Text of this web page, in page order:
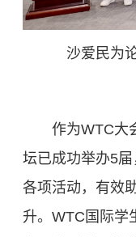
沙爱民为
作为WTC大
坛已成功举办5
各项活动，有效
升。WTC国际学